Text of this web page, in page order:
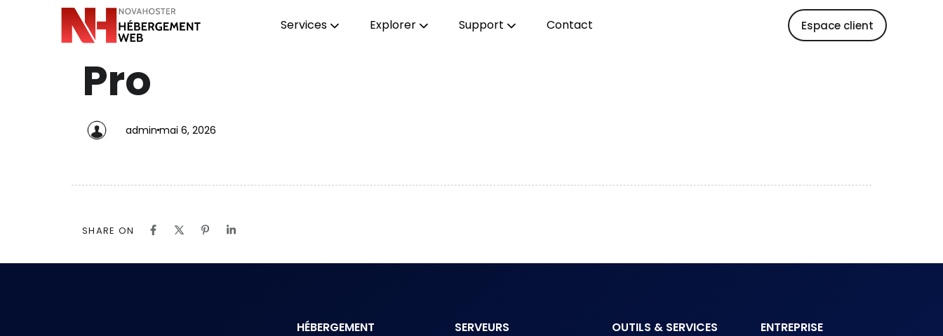
Services Explorer Support Contact Espace client
IN:
Pro
admin
on:
mai 6, 2026
SHARE ON
HÉBERGEMENT SERVEURS OUTILS & SERVICES ENTREPRISE